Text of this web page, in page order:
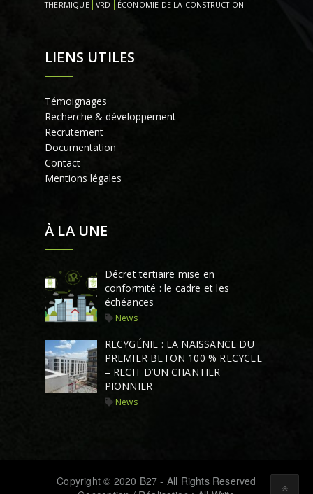
THERMIQUE
VRD ÉCONOMIE DE LA CONSTRUCTION
LIENS UTILES
Témoignages
Recherche & développement
Recrutement
Documentation
Contact
Mentions légales
À LA UNE
Décret tertiaire mise en
conformité : le cadre et les
échéances
News
RECYGÉNIE : LA NAISSANCE DU
PREMIER BETON 100 % RECYCLE
– RECIT D’UN CHANTIER
PIONNIER
News
Copyright © 2020 B27 - All Rights Reserved